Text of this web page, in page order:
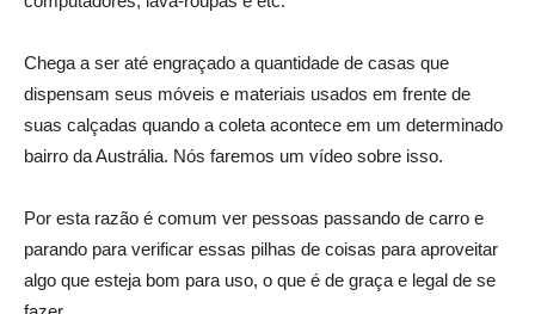
Chega a ser até engraçado a quantidade de casas que
dispensam seus móveis e materiais usados em frente de
suas calçadas quando a coleta acontece em um determinado
bairro da Austrália. Nós faremos um vídeo sobre isso.
Por esta razão é comum ver pessoas passando de carro e
parando para verificar essas pilhas de coisas para aproveitar
algo que esteja bom para uso, o que é de graça e legal de se